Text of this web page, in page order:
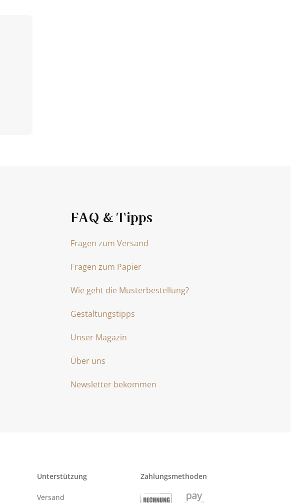
FAQ & Tipps
Fragen zum Versand
Fragen zum Papier
Wie geht die Musterbestellung?
Gestaltungstipps
Unser Magazin
Über uns
Newsletter bekommen
Unterstützung
Versand
Zahlungsmethoden